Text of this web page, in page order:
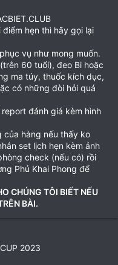
hẹn thì hãy gọi lại
vụ như mong muốn.
60 tuổi), đeo Bi hoặc
ma túy, thuốc kích dục,
có những đòi hỏi quá
đánh giá kèm hình
hàng nếu thấy ko
set lịch hẹn kèm ảnh
check (nếu có) rồi
Phủ Khai Phong để
CHÚNG TÔI BIẾT NẾU
BÀI.
2023